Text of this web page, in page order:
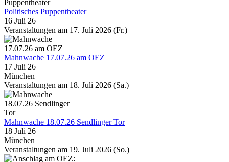
Politisches Puppentheater
16 Juli 26
Veranstaltungen am 17. Juli 2026 (Fr.)
Mahnwache 17.07.26 am OEZ
17 Juli 26
München
Veranstaltungen am 18. Juli 2026 (Sa.)
Mahnwache 18.07.26 Sendlinger Tor
18 Juli 26
München
Veranstaltungen am 19. Juli 2026 (So.)